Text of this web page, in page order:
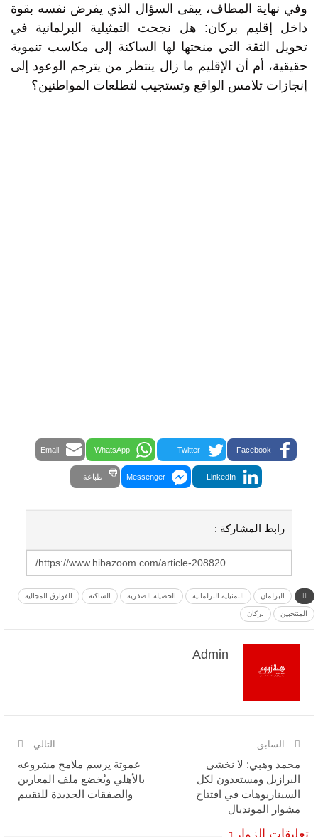
وفي نهاية المطاف، يبقى السؤال الذي يفرض نفسه بقوة
داخل إقليم بركان: هل نجحت التمثيلية البرلمانية في
تحويل الثقة التي منحتها لها الساكنة إلى مكاسب تنموية
حقيقية، أم أن الإقليم ما زال ينتظر من يترجم الوعود إلى
إنجازات تلامس الواقع وتستجيب لتطلعات المواطنين؟
Facebook
Twitter
WhatsApp
Email
LinkedIn
Messenger طباعة
رابط المشاركة :
البرلمان التمثيلية البرلمانية الحصيلة الصفرية الساكنة الفوارق المجالية
المنتخبين بركان
Admin
السابق
محمد وهبي: لا نخشى
البرازيل ومستعدون لكل
السيناريوهات في افتتاح
مشوار المونديال
التالي
عموتة يرسم ملامح مشروعه
بالأهلي ويُخضع ملف المعارين
والصفقات الجديدة للتقييم
تعليقات الزوار